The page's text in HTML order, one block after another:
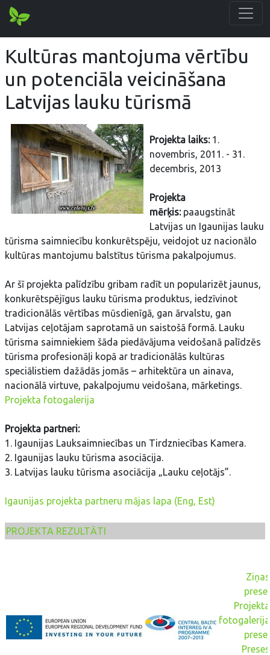
Kultūras mantojuma vērtību
un potenciāla veicināšana
Latvijas lauku tūrismā
Projekta laiks:1.
novembris, 2011. - 31.
decembris, 2013
Projekta
mērķis:paaugstināt
Latvijas un Igaunijas lauku
tūrisma saimniecību konkurētspēju, veidojot uz nacionālo
kultūras mantojumu balstītus tūrisma pakalpojumus.
Ar šī projekta palīdzību gribam radīt un popularizēt jaunus,
konkurētspējīgus lauku tūrisma produktus, iedzīvinot
tradicionālās vērtības mūsdienīgā, gan ārvalstu, gan
Latvijas ceļotājam saprotamā un saistošā formā. Lauku
tūrisma saimniekiem šāda piedāvājuma veidošanā palīdzēs
tūrisma profesionāļi kopā ar tradicionālās kultūras
speciālistiem dažādās jomās – arhitektūra un ainava,
nacionālā virtuve, pakalpojumu veidošana, mārketings.
Projekta fotogalerija
Projekta partneri:
1. Igaunijas Lauksaimniecības un Tirdzniecības Kamera.
2. Igaunijas lauku tūrisma asociācija.
3. Latvijas lauku tūrisma asociācija „Lauku ceļotājs”.
Igaunijas projekta partneru mājas lapa (Eng, Est)
PROJEKTA REZULTĀTI
Ziņas
presei
Projekta
fotogalerija
presei
Preses